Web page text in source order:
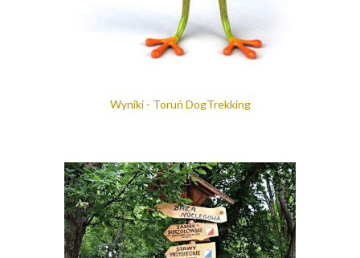
Wyniki - Toruń DogTrekking